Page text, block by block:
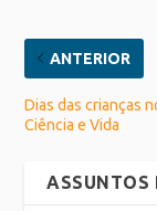
ANTERIOR
Dias das crianças
Ciência e Vida
ASSUNTOS